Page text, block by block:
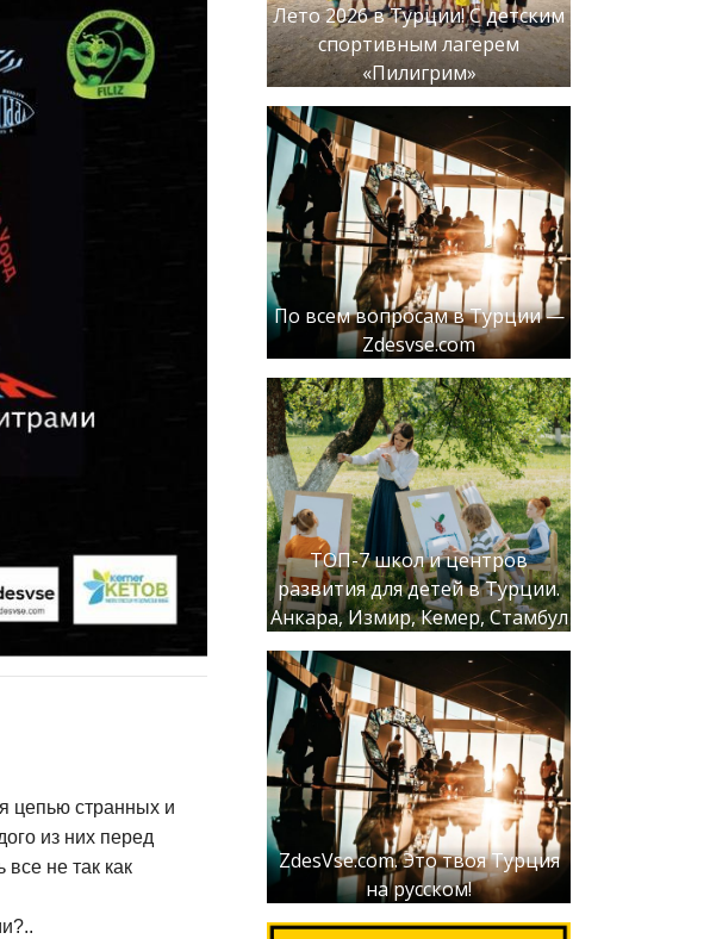
цепью странных и
из них перед
не так как
Лето 2026 в Турции! С детским
спортивным лагерем
«Пилигрим»
По всем вопросам в Турции —
Zdesvse.com
ТОП-7 школ и центров
развития для детей в Турции.
Анкара, Измир, Кемер, Стамбул
ZdesVse.com. Это твоя Турция
на русском!